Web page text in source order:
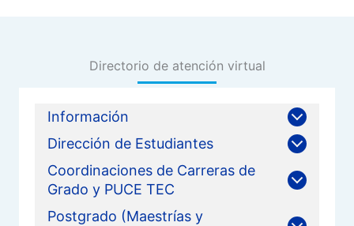
Directorio de atención virtual
Información
Dirección de Estudiantes
Coordinaciones de Carreras de
Grado y PUCE TEC
Postgrado (Maestrías y